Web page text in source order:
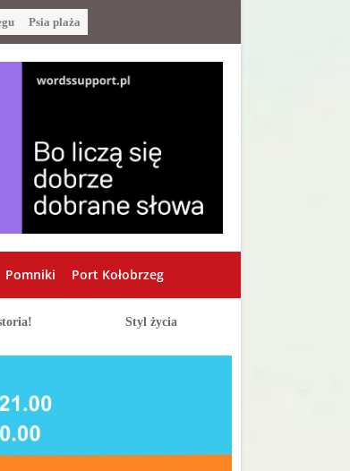
Psia plaża
Pomniki Port Kołobrzeg
Styl życia